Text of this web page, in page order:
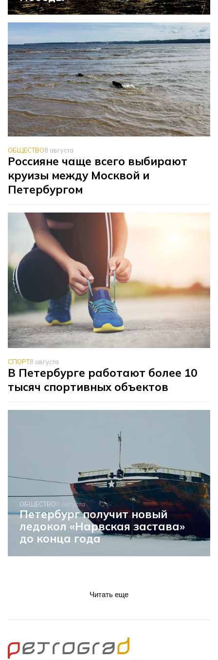
ОБЩЕСТВО8 августа
Россияне чаще всего выбирают
круизы между Москвой и
Петербургом
СПОРТ8 августа
В Петербурге работают более 10
тысяч спортивных объектов
ОБЩЕСТВО8 августа
Петербург получит новый
ледокол «Нарвская застава»
до конца года
Читать еще